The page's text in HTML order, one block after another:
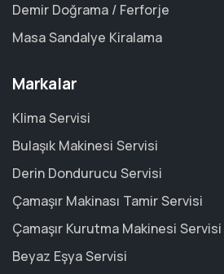
Demir Doğrama / Ferforje
Masa Sandalye Kiralama
Markalar
Klima Servisi
Bulaşık Makinesi Servisi
Derin Dondurucu Servisi
Çamaşır Makinası Tamir Servisi
Çamaşır Kurutma Makinesi Servisi
Beyaz Eşya Servisi